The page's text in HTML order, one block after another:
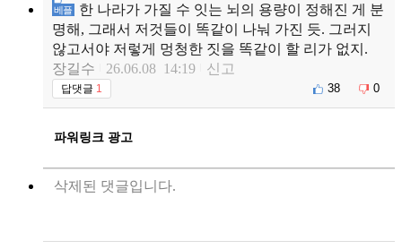
베플
한 나라가 가질 수 잇는 뇌의 용량이 정해진 게 분
명해, 그래서 저것들이 똑같이 나눠 가진 듯. 그러지
않고서야 저렇게 멍청한 짓을 똑같이 할 리가 없지.
장길수
26.06.08 14:19 신고
답댓글 1 38 0
파워링크 광고
삭제된 댓글입니다.